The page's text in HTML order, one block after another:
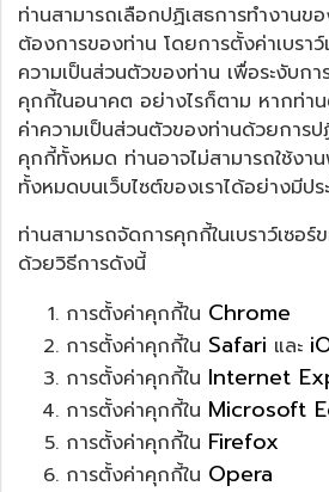
ท่านสามารถเลือกปฏิเสธการทำงานข
ต้องการของท่าน โดยการตั้งค่าเบราว์
ความเป็นส่วนตัวของท่าน เพื่อระงับก
คุกกี้ในอนาคต อย่างไรก็ตาม หากท่าน
ค่าความเป็นส่วนตัวของท่านด้วยการ
คุกกี้ทั้งหมด ท่านอาจไม่สามารถใช้งา
ทั้งหมดบนเว็บไซต์ของเราได้อย่างมีป
ท่านสามารถจัดการคุกกี้ในเบราว์เซอ
ด้วยวิธีการดังนี้
การตั้งค่าคุกกี้ใน Chrome
การตั้งค่าคุกกี้ใน Safari และ
การตั้งค่าคุกกี้ใน Internet
การตั้งค่าคุกกี้ใน Microsoft
การตั้งค่าคุกกี้ใน Firefox
การตั้งค่าคุกกี้ใน Opera